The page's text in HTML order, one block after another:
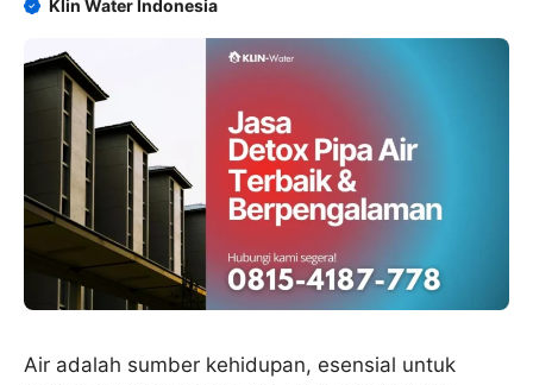
Klin Water Indonesia
Air adalah sumber kehidupan, esensial untuk